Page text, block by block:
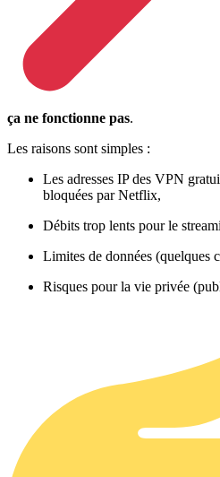
ça ne fonctionne pas.
Les raisons sont simples :
Les adresses IP des VPN
bloquées par Netflix,
Débits trop lents pour le
Limites de données (quelques
Risques pour la vie privée